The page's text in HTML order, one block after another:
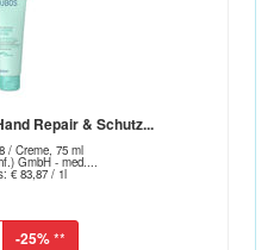
Repair & Schutz...
/ Creme, 75 ml
GmbH - med....
€ 83,87 / 1l
-25%**